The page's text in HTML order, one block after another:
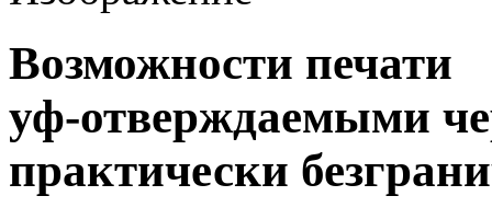
Возможности печати
уф-отверждаемыми
практически